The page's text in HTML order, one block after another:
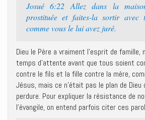
Josué 6:22 Allez dans la
prostituée et faites-la sortir avec
comme vous le lui avez juré.
Dieu le Père a vraiment l’esprit de famille,
temps d’attente avant que tous soient
contre le fils et la fille contre la mère,
Jésus, mais ce n’était pas le plan de
perdure. Pour expliquer la résistance de
l’évangile, on entend parfois citer ces